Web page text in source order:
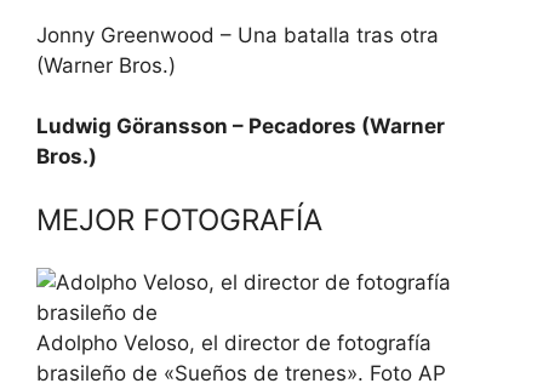
Jonny Greenwood – Una batalla tras otra
(Warner Bros.)
Ludwig Göransson – Pecadores (Warner
Bros.)
MEJOR FOTOGRAFÍA
Adolpho Veloso, el director de fotografía
brasileño de «Sueños de trenes». Foto AP